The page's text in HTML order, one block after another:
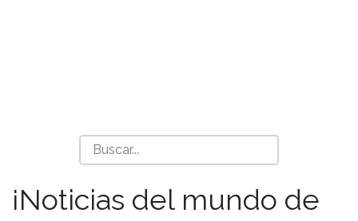
¡Noticias del mundo de